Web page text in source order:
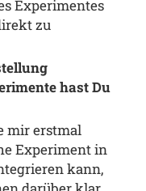
Experimentes
zu
hast Du
mir erstmal
Experiment in
kann,